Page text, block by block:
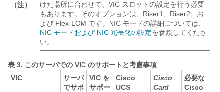
（注）
けた場所に合わせて、 VIC スロットの設定を行う必要
もあります。そのオプションは、Riser1、Riser2、お
よび Flex-LOM です。NIC モードの詳細については、
NIC モードおよび NIC 冗長化の設定を参照してくださ
い。
表 3. このサーバでの VIC のサポートと考慮事項
VIC
サーバ
でサポ
VIC を
サポー
Cisco
UCS
Cisco
Card
必要な
Cisco